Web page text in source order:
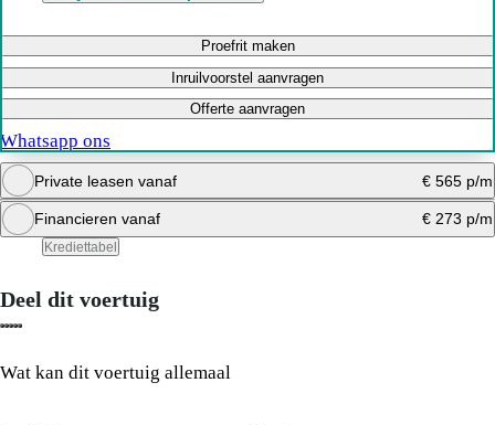
Proefrit maken
Inruilvoorstel aanvragen
Offerte aanvragen
Whatsapp ons
Private leasen vanaf € 565 p/m
Bereken private lease bedrag
Financieren vanaf € 273 p/m
Krediettabel
Deel dit voertuig
Wat kan dit voertuig allemaal